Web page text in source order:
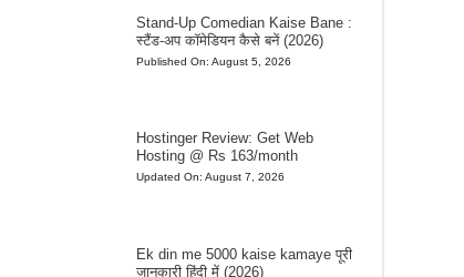
Stand-Up Comedian Kaise Bane :
स्टैंड-अप कॉमेडियन कैसे बनें (2026)
Published On: August 5, 2026
Hostinger Review: Get Web
Hosting @ Rs 163/month
Updated On: August 7, 2026
Ek din me 5000 kaise kamaye पूरी
जानकारी हिंदी में (2026)